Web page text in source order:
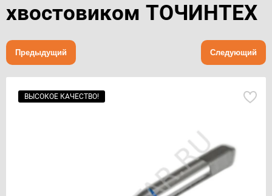
хвостовиком ТОЧИНТЕХ
Предыдущий Следующий
ВЫСОКОЕ КАЧЕСТВО!